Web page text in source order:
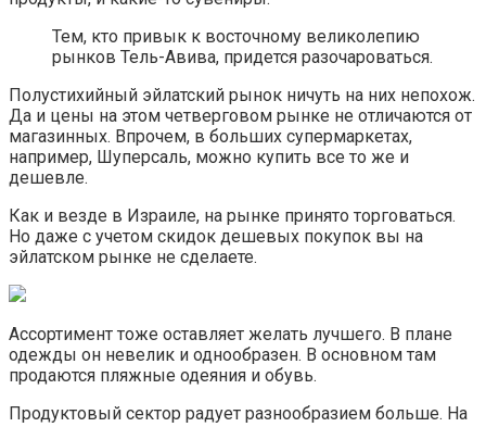
Тем, кто привык к восточному великолепию
рынков Тель-Авива, придется разочароваться.
Полустихийный эйлатский рынок ничуть на них непохож.
Да и цены на этом четверговом рынке не отличаются от
магазинных. Впрочем, в больших супермаркетах,
например, Шуперсаль, можно купить все то же и
дешевле.
Как и везде в Израиле, на рынке принято торговаться.
Но даже с учетом скидок дешевых покупок вы на
эйлатском рынке не сделаете.
Ассортимент тоже оставляет желать лучшего. В плане
одежды он невелик и однообразен. В основном там
продаются пляжные одеяния и обувь.
Продуктовый сектор радует разнообразием больше. На